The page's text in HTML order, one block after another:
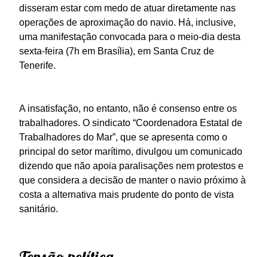
disseram estar com medo de atuar diretamente nas
operações de aproximação do navio. Há, inclusive,
uma manifestação convocada para o meio-dia desta
sexta-feira (7h em Brasília), em Santa Cruz de
Tenerife.
A insatisfação, no entanto, não é consenso entre os
trabalhadores. O sindicato “Coordenadora Estatal de
Trabalhadores do Mar”, que se apresenta como o
principal do setor marítimo, divulgou um comunicado
dizendo que não apoia paralisações nem protestos e
que considera a decisão de manter o navio próximo à
costa a alternativa mais prudente do ponto de vista
sanitário.